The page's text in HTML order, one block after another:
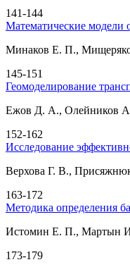
141-144
Математические модели
Минаков Е. П.,
145-151
Геомоделирование
Ежов Д. А., Олейников
152-162
Исследование
Верхова Г. В.,
163-172
Методика определения
Истомин Е. П., Мартын
173-179